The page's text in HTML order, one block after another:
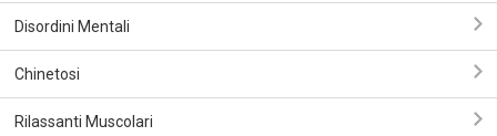
Disordini Mentali
Chinetosi
Rilassanti Muscolari